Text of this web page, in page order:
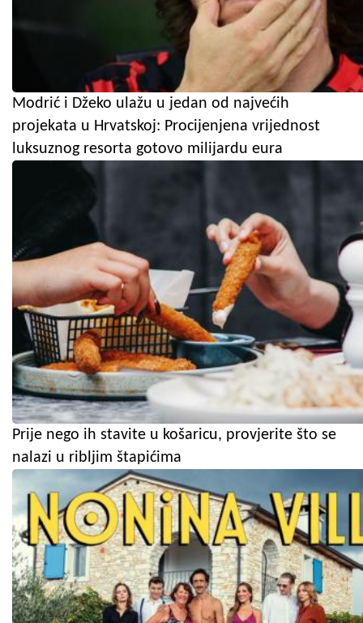
Modrić i Džeko ulažu u jedan od najvećih
projekata u Hrvatskoj: Procijenjena vrijednost
luksuznog resorta gotovo milijardu eura
Prije nego ih stavite u košaricu, provjerite što se
nalazi u ribljim štapićima